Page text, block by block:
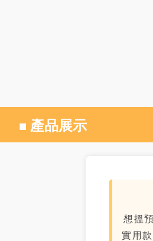
想搵
實用
■ 產品展示